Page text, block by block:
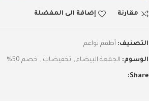
مقارنة إضافة الى المفضلة
التصنيف: أطقم نواعم
الوسوم: الجمعة البيضاء , تخفيضات , خصم 50%
Share: